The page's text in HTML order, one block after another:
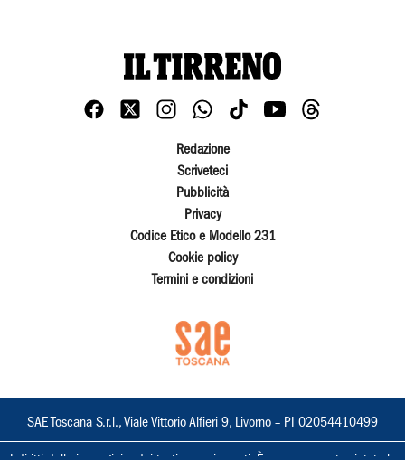
Redazione
Scriveteci
Pubblicità
Privacy
Codice Etico e Modello 231
Cookie policy
Termini e condizioni
SAE Toscana S.r.l., Viale Vittorio Alfieri 9, Livorno – PI 02054410499